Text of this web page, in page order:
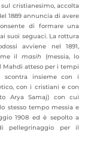
cristianesimo, accolta
1889 annuncia di avere
di formare una
suoi seguaci. La rottura
avviene nel 1891,
il masih (messia, lo
Mahdi atteso per i tempi
scontra insieme con i
con i cristiani e con
Arya Samaj) con cui
stesso tempo messia e
1908 ed è sepolto a
pellegrinaggio per il